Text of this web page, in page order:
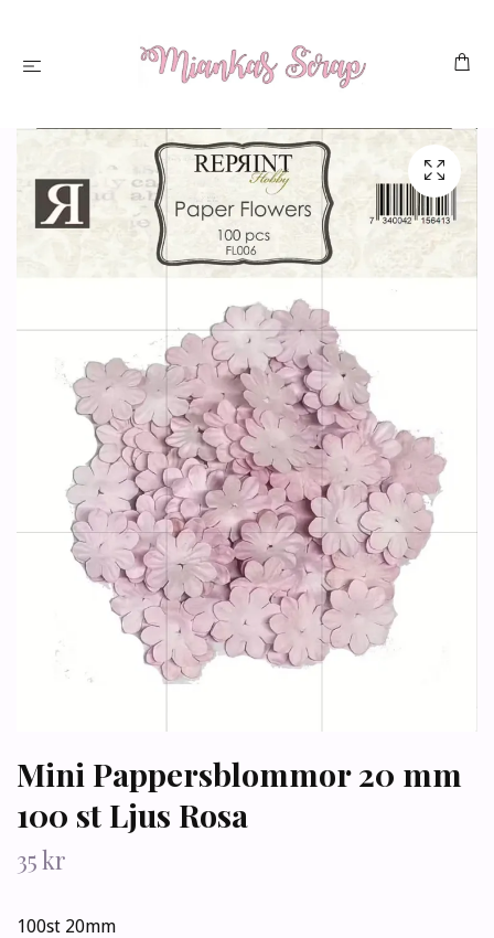
Mini Pappersblommor 20 mm
100 st Ljus Rosa
35 kr
100st 20mm